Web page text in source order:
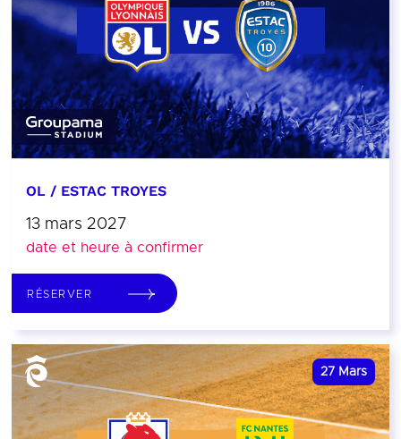
OL / ESTAC TROYES
13 mars 2027
date et heure à confirmer
RÉSERVER
27 Mars